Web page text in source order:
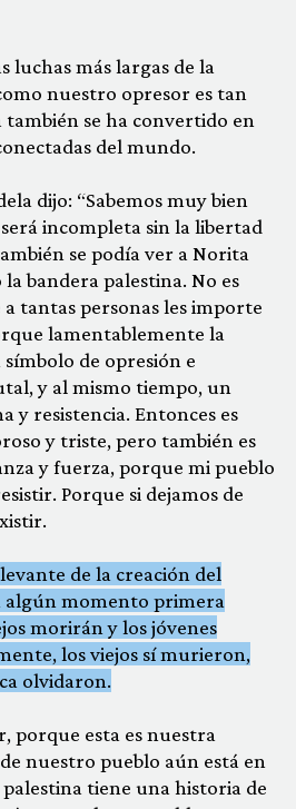
luchas más largas de la
nuestro opresor es tan
se ha convertido en
del mundo.
dijo: “Sabemos muy bien
incompleta sin la libertad
se podía ver a Norita
bandera palestina. No es
tantas personas les importe
lamentablemente la
símbolo de opresión e
y al mismo tiempo, un
y resistencia. Entonces es
y triste, pero también es
y fuerza, porque mi pueblo
Porque si dejamos de
de la creación del
algún momento primera
morirán y los jóvenes
los viejos sí murieron,
olvidaron.
porque esta es nuestra
nuestro pueblo aún está en
tiene una historia de